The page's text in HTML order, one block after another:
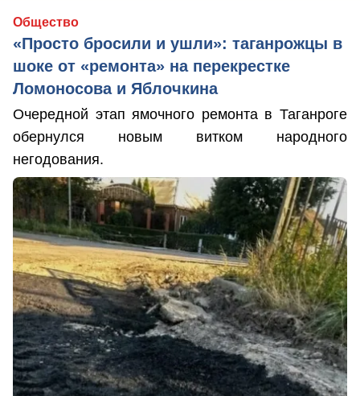
Общество
«Просто бросили и ушли»: таганрожцы в
шоке от «ремонта» на перекрестке
Ломоносова и Яблочкина
Очередной этап ямочного ремонта в Таганроге
обернулся новым витком народного
негодования.